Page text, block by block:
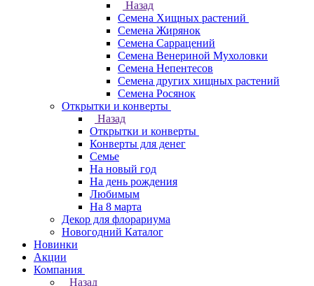
Назад
Семена Хищных растений
Семена Жирянок
Семена Саррацений
Семена Венериной Мухоловки
Семена Непентесов
Семена других хищных растений
Семена Росянок
Открытки и конверты
Назад
Открытки и конверты
Конверты для денег
Семье
На новый год
На день рождения
Любимым
На 8 марта
Декор для флорариума
Новогодний Каталог
Новинки
Акции
Компания
Назад